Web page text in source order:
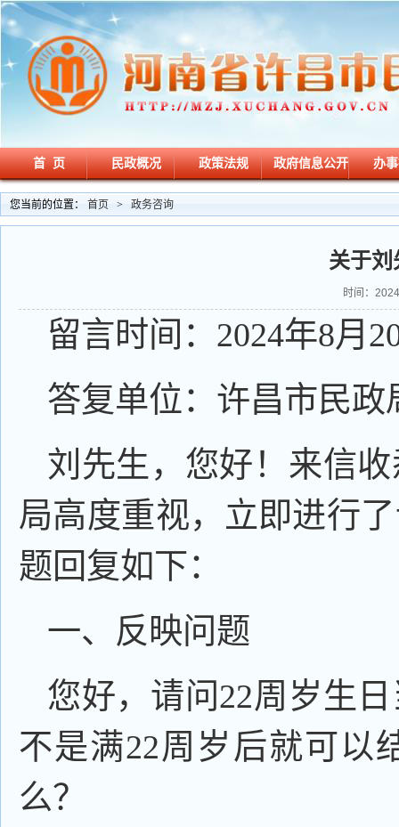
首 页 民政概况 政策法规 政府信息公开 办
您当前的位置： 首页 > 政务咨询
关于刘
时间：
留言时间：2024年8月
答复单位：许昌市民政
刘先生，您好！来信
局高度重视，立即进行
题回复如下：
一、反映问题
您好，请问22周岁生
不是满22周岁后就可以
么？